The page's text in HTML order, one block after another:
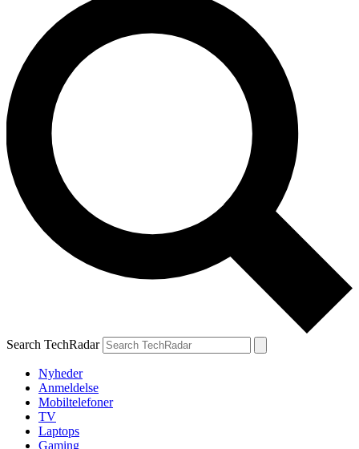
Search TechRadar
Nyheder
Anmeldelse
Mobiltelefoner
TV
Laptops
Gaming